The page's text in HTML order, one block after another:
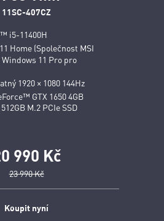
11SC-407CZ
i5-11400H
Home (Společnost MSI
11 Pro pro
1920 × 1080 144Hz
GTX 1650 4GB
M.2 PCIe SSD
990 Kč
23 990 Kč
Koupit nyní